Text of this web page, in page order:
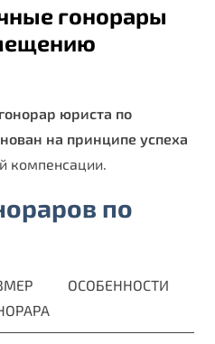
гонорары
юриста по
на принципе успеха
компенсации.
по
ОСОБЕННОСТИ